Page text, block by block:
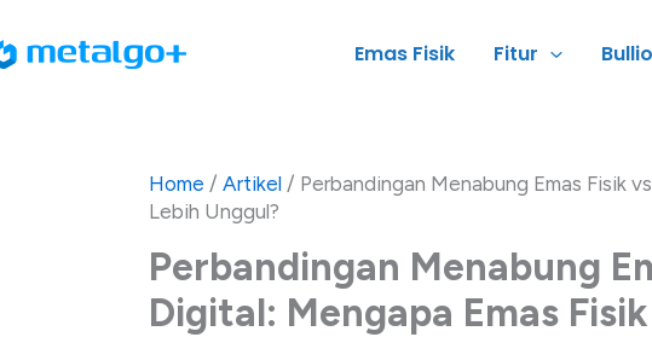
to
Emas Fisik Fitur
Home / Artikel / Perbandingan Menabung Emas Fisik
Lebih Unggul?
Perbandingan Menabung
Digital: Mengapa Emas